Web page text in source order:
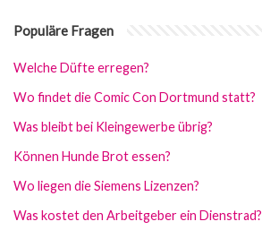
Populäre Fragen
Welche Düfte erregen?
Wo findet die Comic Con Dortmund statt?
Was bleibt bei Kleingewerbe übrig?
Können Hunde Brot essen?
Wo liegen die Siemens Lizenzen?
Was kostet den Arbeitgeber ein Dienstrad?